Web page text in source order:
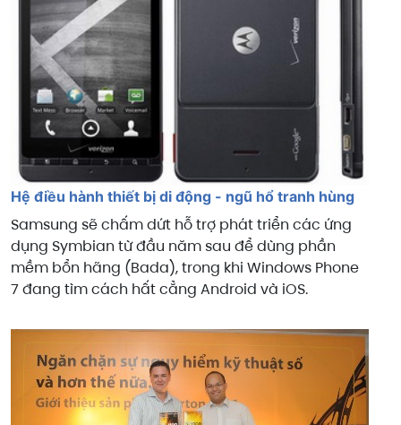
Hệ điều hành thiết bị di động - ngũ hổ tranh hùng
Samsung sẽ chấm dứt hỗ trợ phát triển các ứng
dụng Symbian từ đầu năm sau để dùng phần
mềm bổn hãng (Bada), trong khi Windows Phone
7 đang tìm cách hất cẳng Android và iOS.